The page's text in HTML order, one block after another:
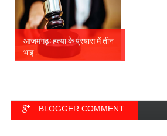
आजमगढ़: हत्या के प्रयास में तीन
भाइ...
BLOGGER COMMENT